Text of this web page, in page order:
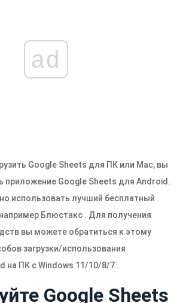
ad
Google Sheets для ПК или Mac, вы
приложение Google Sheets для Android.
использовать лучший бесплатный
Блюстакс . Для получения
вы можете обратиться к этому
загрузки/использования
на ПК с Windows 11/10/8/7 .
Google Sheets